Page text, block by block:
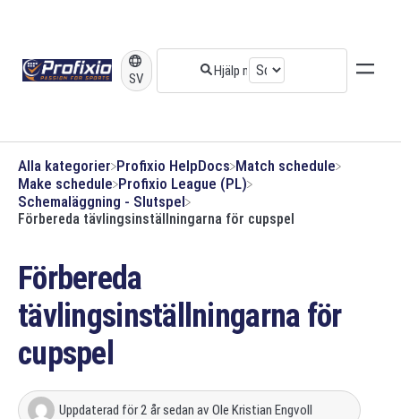
SV
Alla kategorier ​Profixio HelpDocs ​Match schedule
​Make schedule ​Profixio League (PL)
​Schemaläggning - Slutspel
Förbereda tävlingsinställningarna för cupspel
Förbereda
tävlingsinställningarna för
cupspel
Uppdaterad för 2 år sedan av Ole Kristian Engvoll